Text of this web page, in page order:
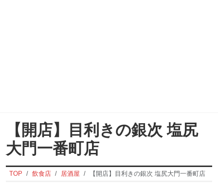
【開店】目利きの銀次 塩尻
大門一番町店
TOP 飲食店 居酒屋 【開店】目利きの銀次 塩尻大門一番町店